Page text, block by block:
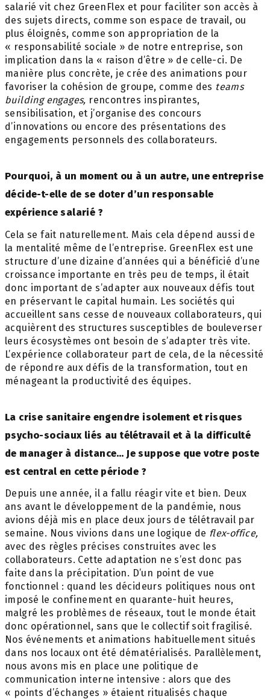
salarié vit chez GreenFlex et pour faciliter son accès à
des sujets directs, comme son espace de travail, ou
plus éloignés, comme son appropriation de la
« responsabilité sociale » de notre entreprise, son
implication dans la « raison d’être » de celle-ci. De
manière plus concrète, je crée des animations pour
favoriser la cohésion de groupe, comme des teams
building engages, rencontres inspirantes,
sensibilisation, et j’organise des concours
d’innovations ou encore des présentations des
engagements personnels des collaborateurs.
Pourquoi, à un moment ou à un autre, une entreprise
décide-t-elle de se doter d’un responsable
expérience salarié ?
Cela se fait naturellement. Mais cela dépend aussi de
la mentalité même de l’entreprise. GreenFlex est une
structure d’une dizaine d’années qui a bénéficié d’une
croissance importante en très peu de temps, il était
donc important de s’adapter aux nouveaux défis tout
en préservant le capital humain. Les sociétés qui
accueillent sans cesse de nouveaux collaborateurs, qui
acquièrent des structures susceptibles de bouleverser
leurs écosystèmes ont besoin de s’adapter très vite.
L’expérience collaborateur part de cela, de la nécessité
de répondre aux défis de la transformation, tout en
ménageant la productivité des équipes.
La crise sanitaire engendre isolement et risques
psycho-sociaux liés au télétravail et à la difficulté
de manager à distance… Je suppose que votre poste
est central en cette période ?
Depuis une année, il a fallu réagir vite et bien. Deux
ans avant le développement de la pandémie, nous
avions déjà mis en place deux jours de télétravail par
semaine. Nous vivions dans une logique de flex-office,
avec des règles précises construites avec les
collaborateurs. Cette adaptation ne s’est donc pas
faite dans la précipitation. D’un point de vue
fonctionnel : quand les décideurs politiques nous ont
imposé le confinement en quarante-huit heures,
malgré les problèmes de réseaux, tout le monde était
donc opérationnel, sans que le collectif soit fragilisé.
Nos événements et animations habituellement situés
dans nos locaux ont été dématérialisés. Parallèlement,
nous avons mis en place une politique de
communication interne intensive : alors que des
« points d’échanges » étaient ritualisés chaque